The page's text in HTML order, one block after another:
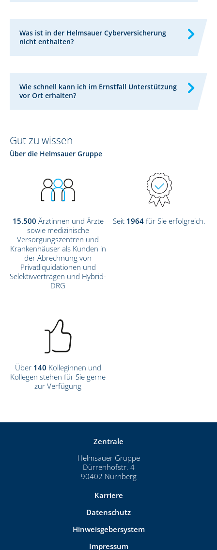
Was ist in der Helmsauer Cyberversicherung
nicht enthalten?
Wie schnell kann ich im Ernstfall Unterstützung
vor Ort erhalten?
Gut zu wissen
Über die Helmsauer Gruppe
15.500 Ärztinnen und Ärzte
sowie medizinische
Versorgungszentren und
Krankenhäuser als Kunden in
der Abrechnung von
Privatliquidationen und
Selektivverträgen und Hybrid-
DRG
Seit 1964 für Sie erfolgreich.
Über140 Kolleginnen und
Kollegen stehen für Sie gerne
zur Verfügung
Zentrale
Helmsauer Gruppe
Dürrenhofstr. 4
90402 Nürnberg
Karriere
Datenschutz
Hinweisgebersystem
Impressum